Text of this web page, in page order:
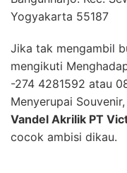
Yogyakarta 55187
Jika tak mengambil
mengikuti
-274 4281592 atau
Menyerupai
Vandel Akrilik PT
cocok ambisi dikau.